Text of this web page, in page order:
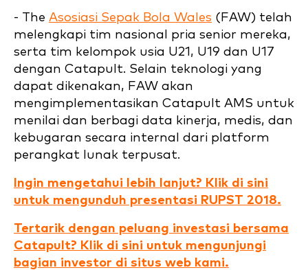
- The Asosiasi Sepak Bola Wales (FAW) telah
melengkapi tim nasional pria senior mereka,
serta tim kelompok usia U21, U19 dan U17
dengan Catapult. Selain teknologi yang
dapat dikenakan, FAW akan
mengimplementasikan Catapult AMS untuk
menilai dan berbagi data kinerja, medis, dan
kebugaran secara internal dari platform
perangkat lunak terpusat.
Ingin mengetahui lebih lanjut? Klik di sini
untuk mengunduh presentasi RUPST 2018.
Tertarik dengan peluang investasi bersama
Catapult? Klik di sini untuk mengunjungi
bagian investor di situs web kami.